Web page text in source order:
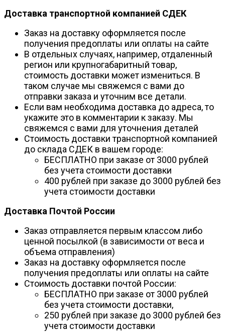
Доставка транспортной компанией СДЕК
Заказ на доставку оформляется после
получения предоплаты или оплаты на сайте
В отдельных случаях, например, отдаленный
регион или крупногабаритный товар,
стоимость доставки может измениться. В
таком случае мы свяжемся с вами до
отправки заказа и уточним все детали.
Если вам необходима доставка до адреса, то
укажите это в комментарии к заказу. Мы
свяжемся с вами для уточнения деталей
Стоимость доставки транспортной компанией
до склада СДЕК в вашем городе:
БЕСПЛАТНО при заказе от 3000 рублей
без учета стоимости доставки
400 рублей при заказе до 3000 рублей без
учета стоимости доставки
Доставка Почтой России
Заказ отправляется первым классом либо
ценной посылкой (в зависимости от веса и
объема отправления)
Заказ на доставку оформляется после
получения предоплаты или оплаты на сайте
Стоимость доставки почтой России:
БЕСПЛАТНО при заказе от 3000 рублей
без учета стоимости доставки,
250 рублей при заказе до 3000 рублей без
учета стоимости доставки